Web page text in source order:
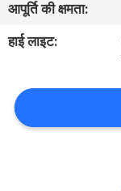
हमसे
संपर्क
करें
समाचार
आपूर्ति की क्षमता:
हाई लाइट: